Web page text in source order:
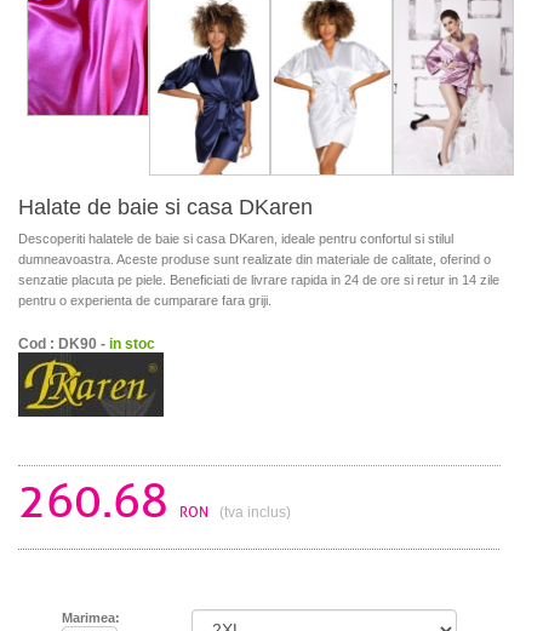
Halate de baie si casa DKaren
Descoperiti halatele de baie si casa DKaren, ideale pentru confortul si stilul
dumneavoastra. Aceste produse sunt realizate din materiale de calitate, oferind o
senzatie placuta pe piele. Beneficiati de livrare rapida in 24 de ore si retur in 14 zile
pentru o experienta de cumparare fara griji.
Cod : DK90 - in stoc
260.68 RON (tva inclus)
Marimea: